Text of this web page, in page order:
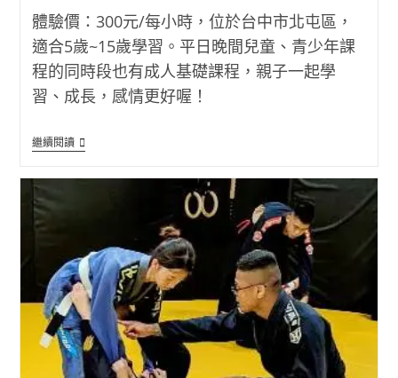
體驗價：300元/每小時，位於台中市北屯區，
適合5歲~15歲學習。平日晚間兒童、青少年課
程的同時段也有成人基礎課程，親子一起學
習、成長，感情更好喔！
繼續閱讀兒
童
西
柔
術)